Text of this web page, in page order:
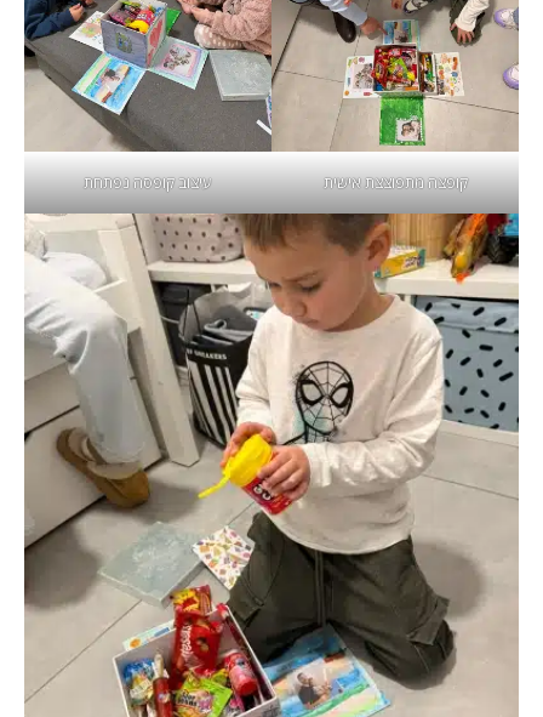
קופצה מתפוצצת אישית עיצוב קופסה נפתחת